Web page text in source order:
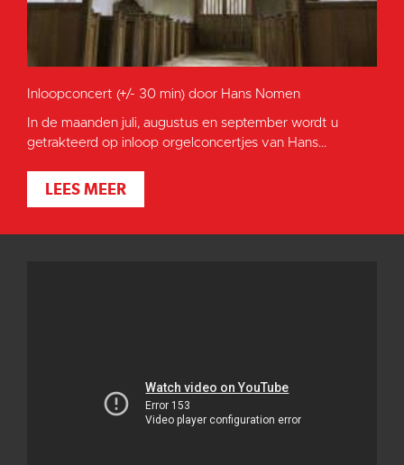
Inloopconcert (+/- 30 min) door Hans Nomen
In de maanden juli, augustus en september wordt u
getrakteerd op inloop orgelconcertjes van Hans...
LEES MEER